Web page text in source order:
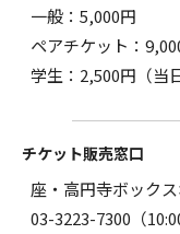
一般：5,000円
ペアチケット：
学生：2,500円（当
チケット販売窓口
座・高円寺ボック
03-3223-7300 （